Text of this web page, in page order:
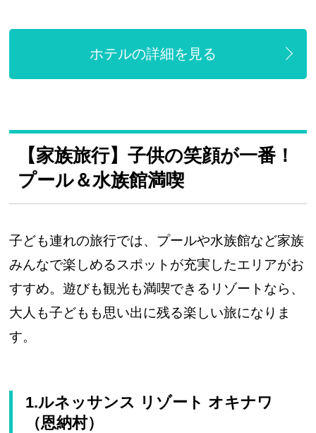
ホテルの詳細を見る
【家族旅行】子供の笑顔が一番！
プール＆水族館満喫
子ども連れの旅行では、プールや水族館など家族
みんなで楽しめるスポットが充実したエリアがお
すすめ。遊びも観光も満喫できるリゾートなら、
大人も子どもも思い出に残る楽しい旅になりま
す。
1.ルネッサンス リゾート オキナワ
（恩納村）